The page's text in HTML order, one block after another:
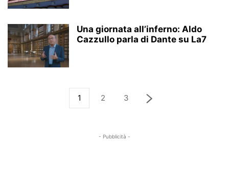
Una giornata all’inferno: Aldo
Cazzullo parla di Dante su La7
1 2 3
- Pubblicità -